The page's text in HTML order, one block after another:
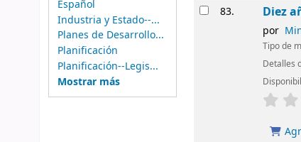
Español
Industria y Estado--...
Planes de Desarrollo...
Planificación
Planificación--Legis...
Mostrar más
83. Diez
por
Tipo de
Detalles